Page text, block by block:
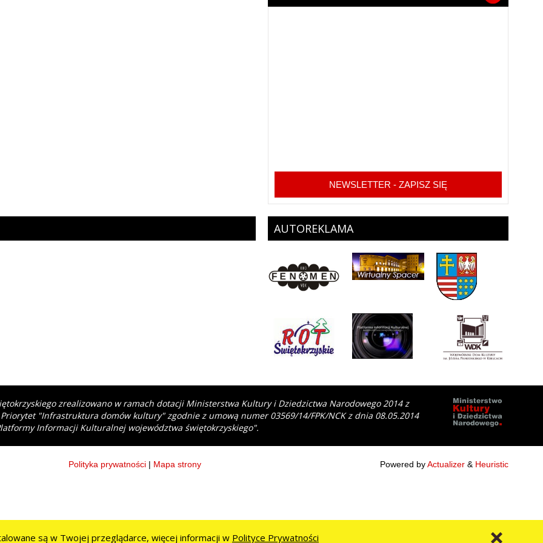
NEWSLETTER - ZAPISZ SIĘ
AUTOREKLAMA
zrealizowano w ramach dotacji Ministerstwa Kultury i Dziedzictwa Narodowego 2014 z
"Infrastruktura domów kultury" zgodnie z umową numer 03569/14/FPK/NCK z dnia 08.05.2014
Informacji Kulturalnej województwa świętokrzyskiego".
Powered byActualizer & Heuristic
Polityka prywatności | Mapa strony
są w Twojej przeglądarce, więcej informacji w Polityce Prywatności